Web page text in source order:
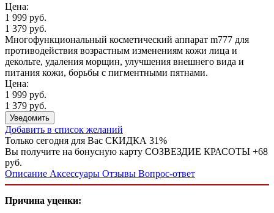
Цена:
1 999 руб.
1 379 руб.
Многофункциональный косметический аппарат m777 для
противодействия возрастным изменениям кожи лица и
декольте, удаления морщин, улучшения внешнего вида и
питания кожи, борьбы с пигментными пятнами.
Цена:
1 999 руб.
1 379 руб.
Уведомить
Добавить в список желаний
Только сегодня для Вас СКИДКА 31%
Вы получите на бонусную карту СОЗВЕЗДИЕ КРАСОТЫ +68
руб.
Описание Аксессуары Отзывы Вопрос-ответ
Причина уценки: